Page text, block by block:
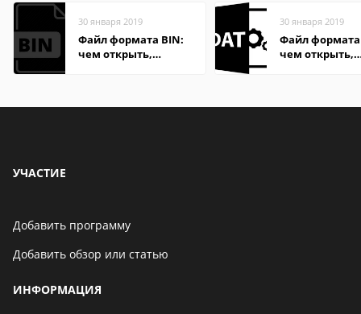
30 января 2019
Файл формата BIN:
чем открыть,
30 января 2019
Файл формата
чем открыть,
УЧАСТИЕ
Добавить программу
Добавить обзор или статью
ИНФОРМАЦИЯ